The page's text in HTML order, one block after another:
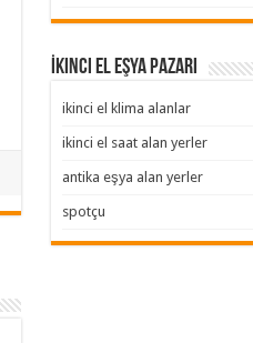
İkinci El Eşya Pazarı
ikinci el klima alanlar
ikinci el saat alan yerler
antika eşya alan yerler
spotçu